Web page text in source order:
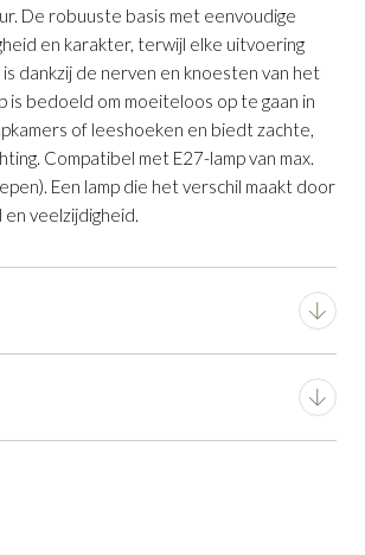
De robuuste basis met eenvoudige
en karakter, terwijl elke uitvoering
dankzij de nerven en knoesten van het
is bedoeld om moeiteloos op te gaan in
of leeshoeken en biedt zachte,
Compatibel met E27-lamp van max.
Een lamp die het verschil maakt door
veelzijdigheid.
25 cm
Marga Massief Rubberhoutis
je winkelmandje